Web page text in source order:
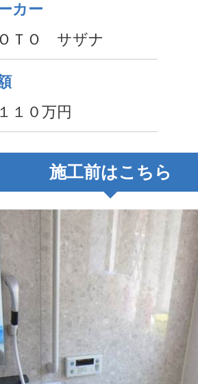
カー
ＴＯ サザナ
１０万円
施工前はこちら